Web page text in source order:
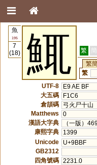
魚
195
7
(18)
鮿 繁 簡
繁
繁
UTF-8
E9 AE BF
大五碼
F1C6
倉頡碼
弓火尸十山
Matthews
0
漢語大字典
（一版）
康熙字典
1399
Unicode
U+9BBF
GB2312
四角號碼 2231.0